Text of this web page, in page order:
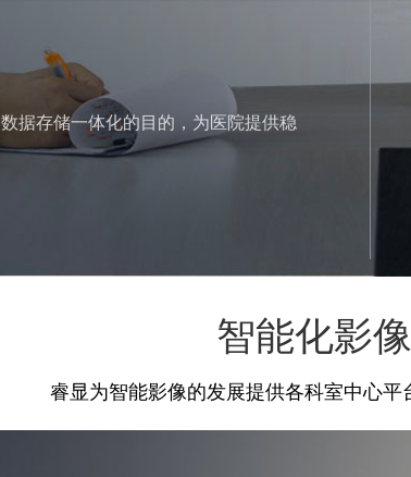
据存储一体化的目的，为医院提供稳
智能化影
睿显为智能影像的发展提供各科室中心